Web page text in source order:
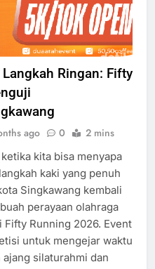
Ringan: Fifty
ago 0 2 mins
kita bisa menyapa
kaki yang penuh
Singkawang kembali
perayaan olahraga
Running 2026. Event
untuk mengejar waktu
silaturahmi dan